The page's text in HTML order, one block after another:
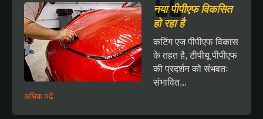
नया पीपीएफ विकसित
हो रहा है
कटिंग एज पीपीएफ विकास
के तहत है, टीपीयू पीपीएफ
की प्रदर्शन को संभवतः
संभावित...
अधिक पढ़ें